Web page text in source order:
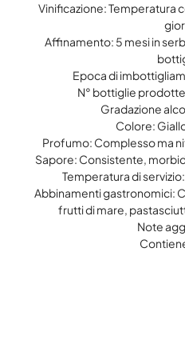
Vinificazione: Temperatura
Affinamento: 5 mesi in
Epoca di
N° bottiglie
Gradazione
Colore:
Profumo: Complesso ma
Sapore: Consistente,
Temperatura di
Abbinamenti gastronomici:
frutti di mare,
Note